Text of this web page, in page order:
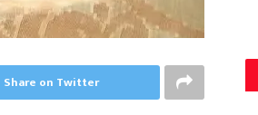
Share on Twitter